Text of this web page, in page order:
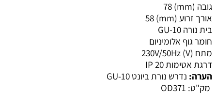
גובה (mm)
78
אורך זרוע (mm)
58
בית נורה GU-10
חומר גוף אלומיניום
מתח (V)
230V/50Hz
דרגת אטימות IP20
הערה: נדרש נורת ביונט GU-10
מק"ט: OD371